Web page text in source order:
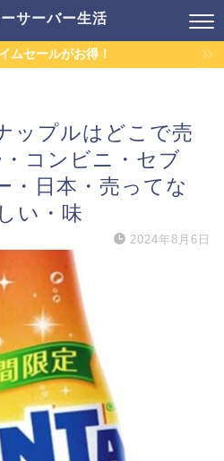
サーバー生活
ムセールがお得！
ップルはどこで売
コンビニ・セブ
・日本・売ってな
い・味
2024年8月6日